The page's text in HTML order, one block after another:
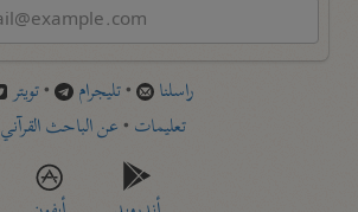
راسلنا •تليجرام •تويتر
تعليمات •عن الباحث القرآني